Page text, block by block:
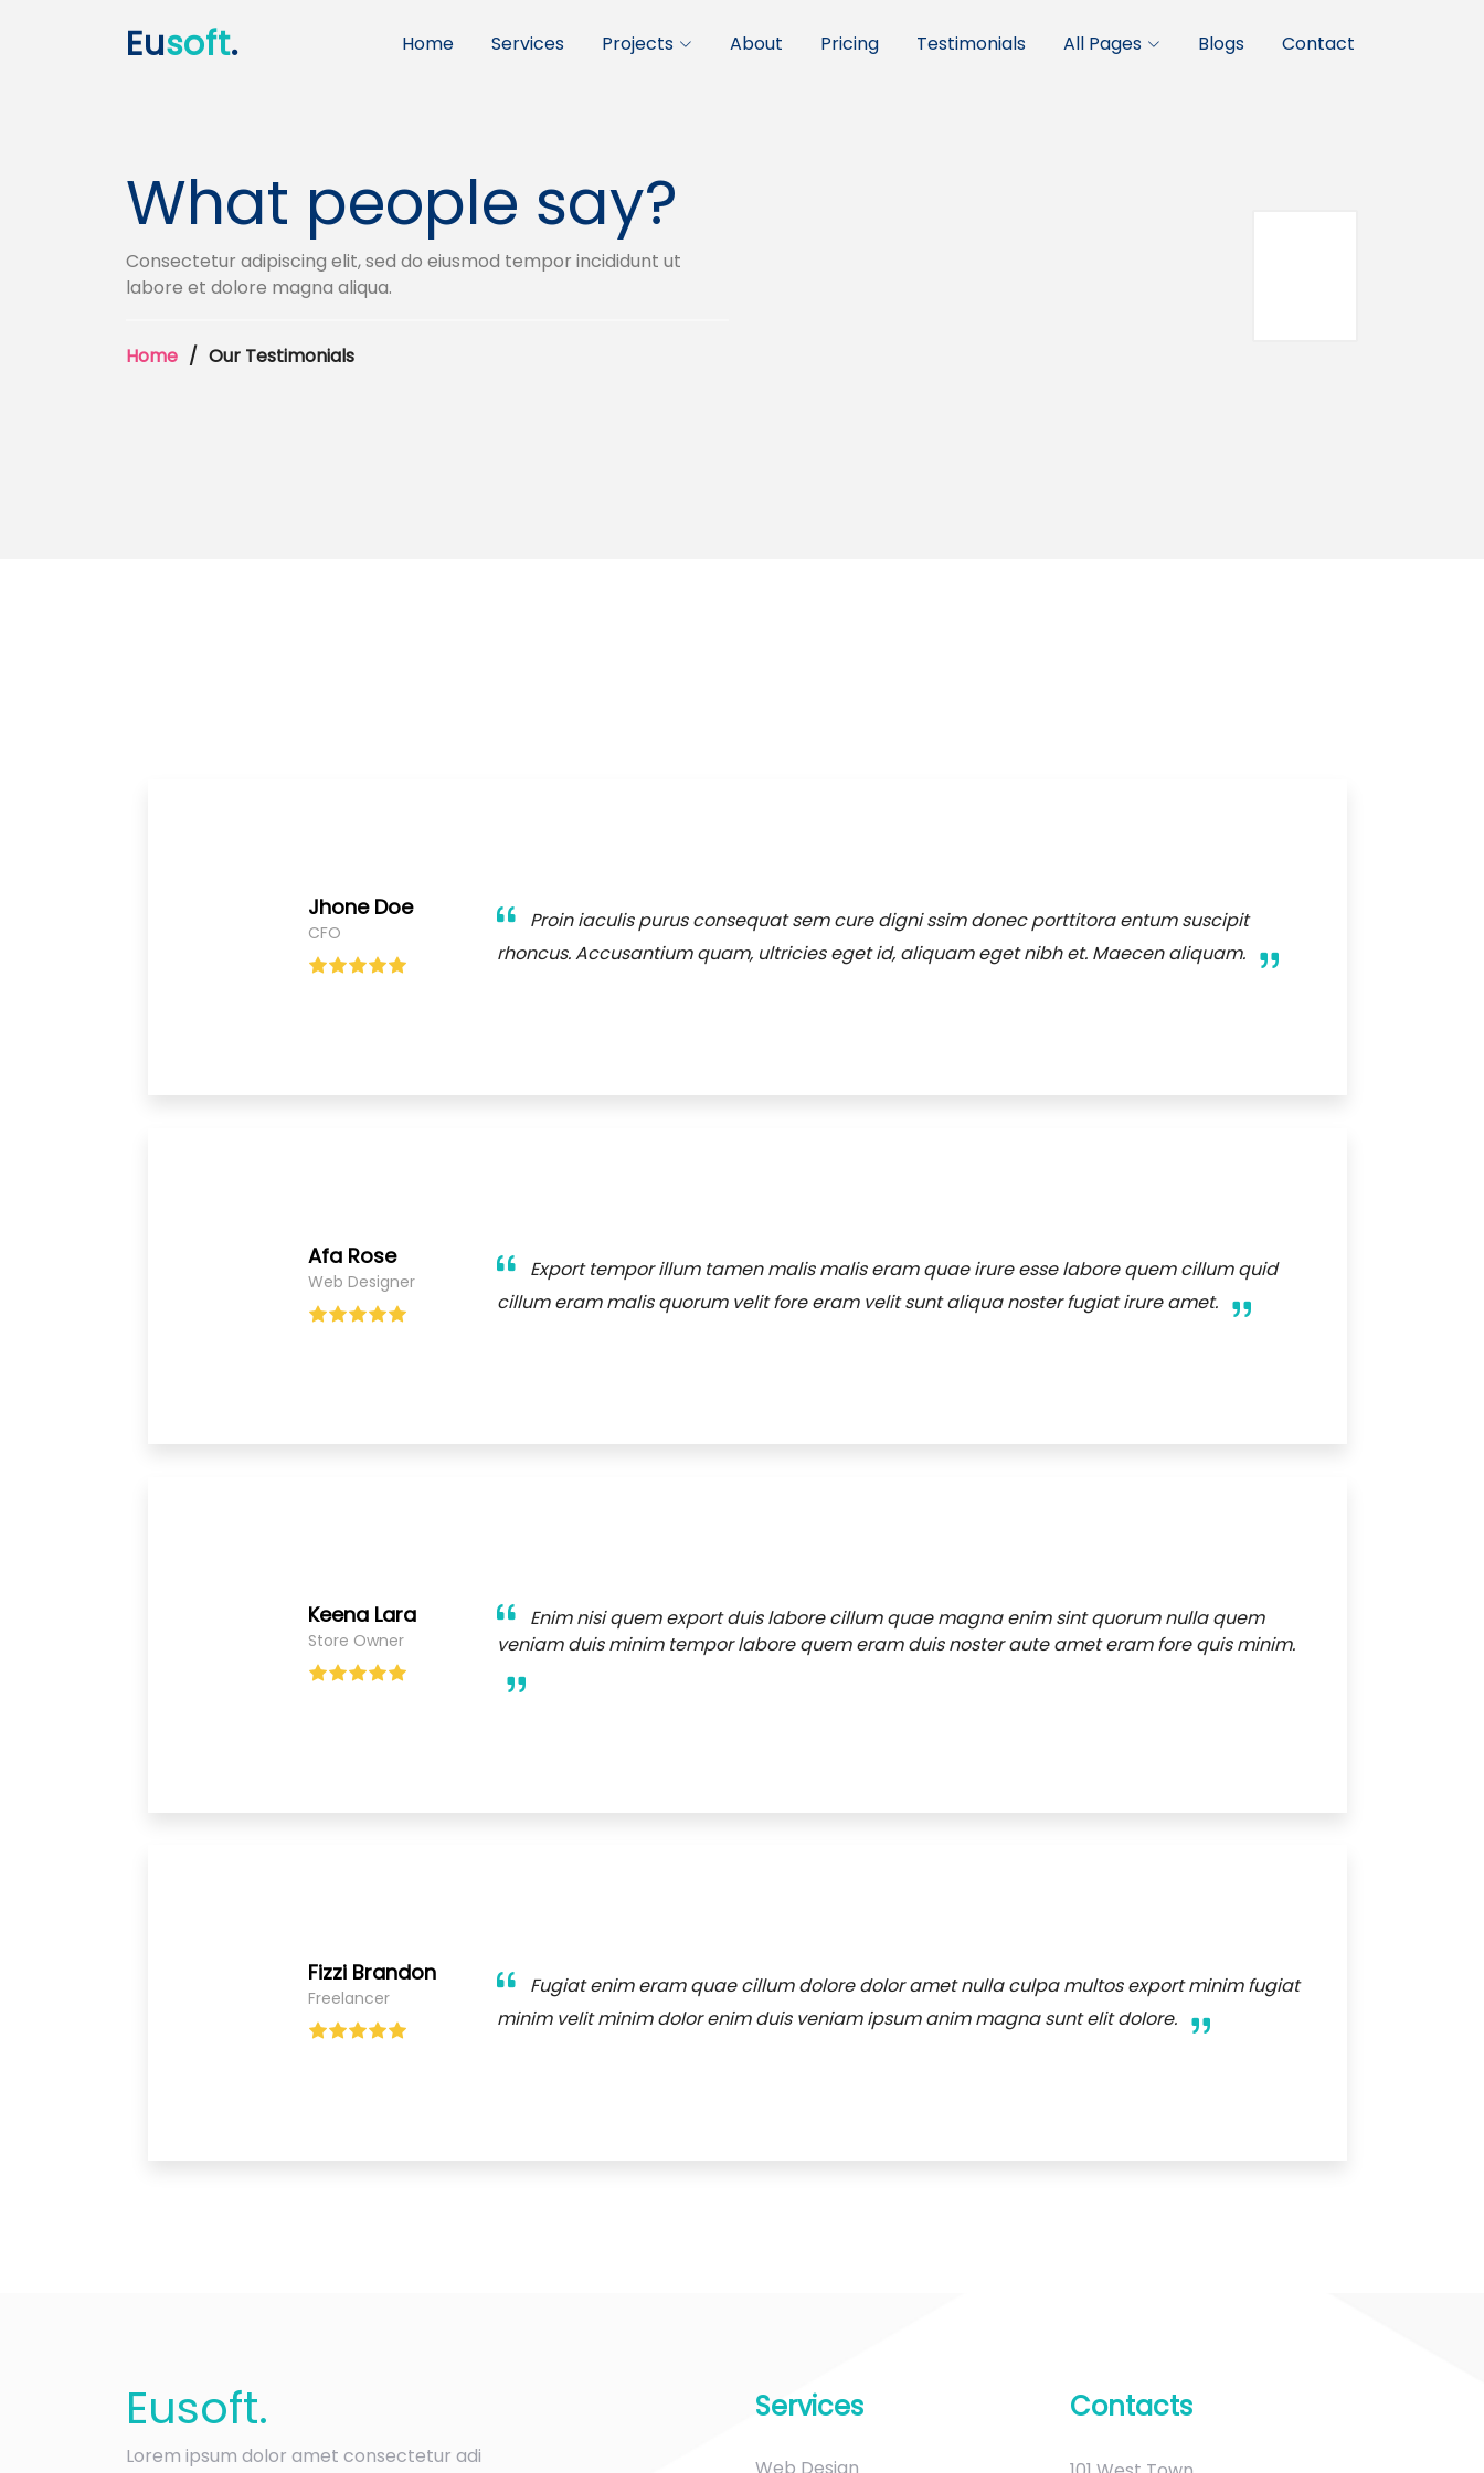
Eusoft. Home Services Projects About Pricing Testimonials All Pages Blogs Contact
What people say?
Consectetur adipiscing elit, sed do eiusmod tempor incididunt ut
labore et dolore magna aliqua.
Home Our Testimonials
Jhone Doe
CFO
Proin iaculis purus consequat sem cure digni ssim donec porttitora entum suscipit
rhoncus. Accusantium quam, ultricies eget id, aliquam eget nibh et. Maecen aliquam.
Afa Rose
Web Designer
Export tempor illum tamen malis malis eram quae irure esse labore quem cillum quid
cillum eram malis quorum velit fore eram velit sunt aliqua noster fugiat irure amet.
Keena Lara
Store Owner
Enim nisi quem export duis labore cillum quae magna enim sint quorum nulla quem
veniam duis minim tempor labore quem eram duis noster aute amet eram fore quis minim.
Fizzi Brandon
Freelancer
Fugiat enim eram quae cillum dolore dolor amet nulla culpa multos export minim fugiat
minim velit minim dolor enim duis veniam ipsum anim magna sunt elit dolore.
Eusoft.
Lorem ipsum dolor amet consectetur adi
Services Contacts